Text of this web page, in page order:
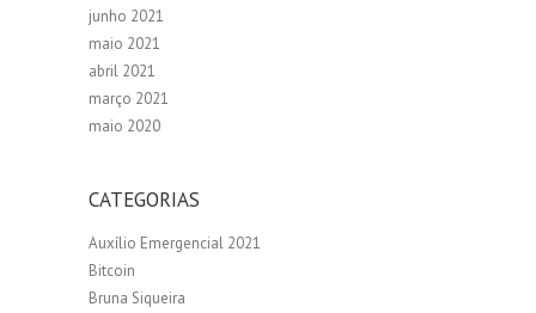
junho 2021
maio 2021
abril 2021
março 2021
maio 2020
CATEGORIAS
Auxílio Emergencial 2021
Bitcoin
Bruna Siqueira